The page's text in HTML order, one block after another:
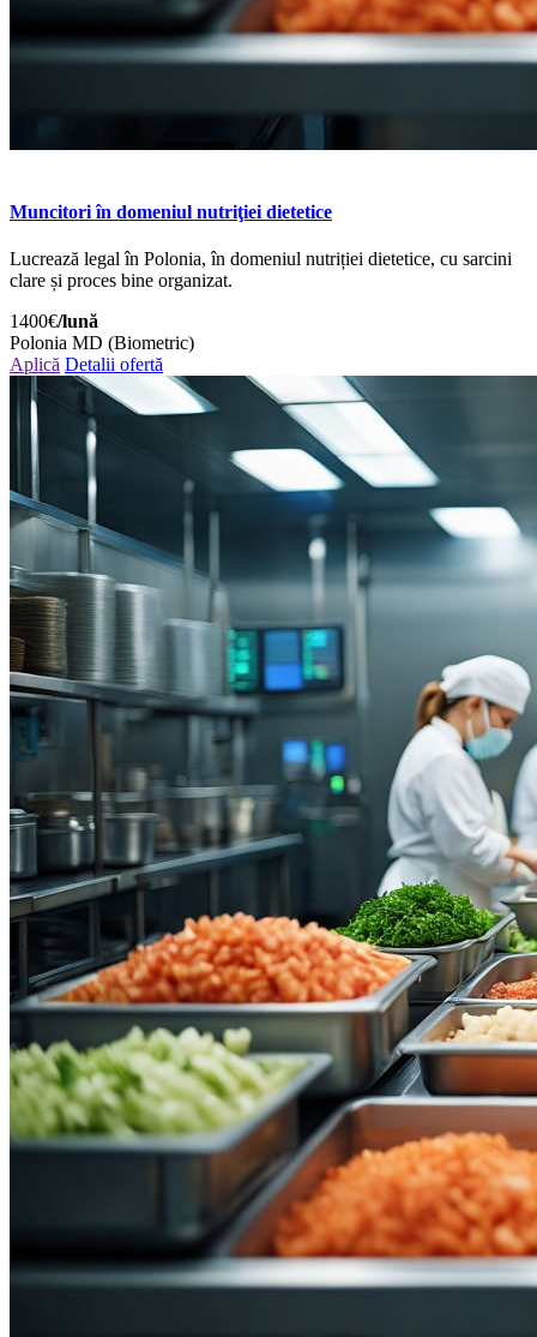
Muncitori în domeniul nutriţiei dietetice
Lucrează legal în Polonia, în domeniul nutriției dietetice, cu sarcini
clare și proces bine organizat.
1400€/lună
Polonia MD (Biometric)
Aplică Detalii ofertă